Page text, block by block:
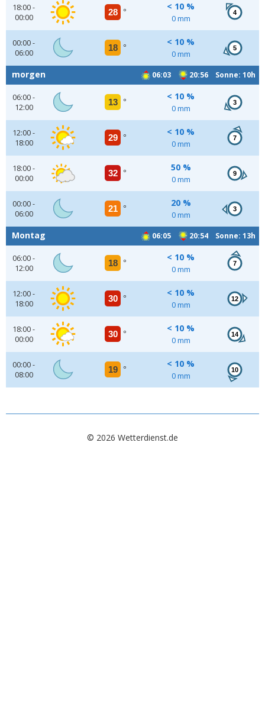
18:00 -
00:00
28 °
< 10 %
0 mm
4
00:00 -
06:00
18 °
< 10 %
0 mm
5
06:03 20:56 Sonne: 10h
morgen
06:00 -
12:00
13 °
< 10 %
0 mm
3
12:00 -
18:00
29 °
< 10 %
0 mm
7
18:00 -
00:00
32 °
50 %
0 mm
9
00:00 -
06:00
21 °
20 %
0 mm
3
06:05 20:54 Sonne: 13h
Montag
06:00 -
12:00
18 °
< 10 %
0 mm
7
12:00 -
18:00
30 °
< 10 %
0 mm
12
18:00 -
00:00
30 °
< 10 %
0 mm
14
00:00 -
08:00
19 °
< 10 %
0 mm
10
© 2026 Wetterdienst.de